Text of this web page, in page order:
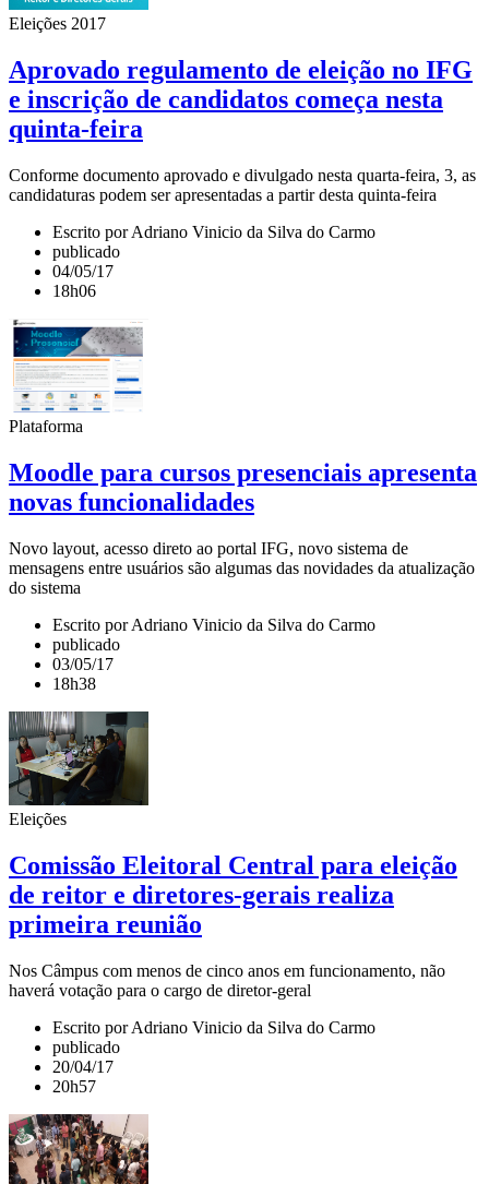
Eleições 2017
Aprovado regulamento de eleição no IFG
e inscrição de candidatos começa nesta
quinta-feira
Conforme documento aprovado e divulgado nesta quarta-feira, 3, as
candidaturas podem ser apresentadas a partir desta quinta-feira
Escrito por Adriano Vinicio da Silva do Carmo
publicado
04/05/17
18h06
Plataforma
Moodle para cursos presenciais apresenta
novas funcionalidades
Novo layout, acesso direto ao portal IFG, novo sistema de
mensagens entre usuários são algumas das novidades da atualização
do sistema
Escrito por Adriano Vinicio da Silva do Carmo
publicado
03/05/17
18h38
Eleições
Comissão Eleitoral Central para eleição
de reitor e diretores-gerais realiza
primeira reunião
Nos Câmpus com menos de cinco anos em funcionamento, não
haverá votação para o cargo de diretor-geral
Escrito por Adriano Vinicio da Silva do Carmo
publicado
20/04/17
20h57